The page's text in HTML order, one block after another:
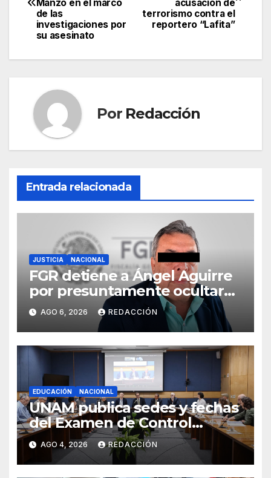
entradas
acusación de
terrorismo contra el
reportero “Lafita”
Manzo en el marco
de las
investigaciones por
su asesinato
Por Redacción
Entrada relacionada
JUSTICIA NACIONAL
FGR detiene a Ángel Aguirre
por presuntamente ocultar
evidencias del caso
Ayotzinapa
AGO 6, 2026 REDACCIÓN
EDUCACIÓN NACIONAL
UNAM publica sedes y fechas
del Examen de Control
Presencial; aplicarán la
evaluación del 12 al 19 de
agosto
AGO 4, 2026 REDACCIÓN